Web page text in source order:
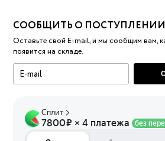
СООБЩИТЬ О ПОСТУПЛЕНИИ
Оставьте свой E-mail, и мы сообщим вам,
появится на складе.